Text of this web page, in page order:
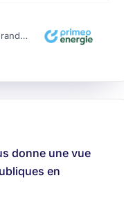
Responsable des ventes grands comptes
donne une vue
en